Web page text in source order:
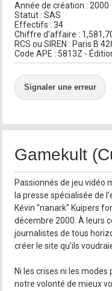
Année de création : 2000
Statut : SAS
Effectifs : 34
Chiffre d'affaire :
RCS ou SIREN : Paris B
Code APE : 5813Z -
Signaler une erreur
Gamekult
Passionnés de jeu vidéo
la presse spécialisée de
Kévin "nanark" Kuipers
décembre 2000. À leurs
journalistes de tous
créer le site qu'ils
Ni les crises ni les
notre volonté de mieux